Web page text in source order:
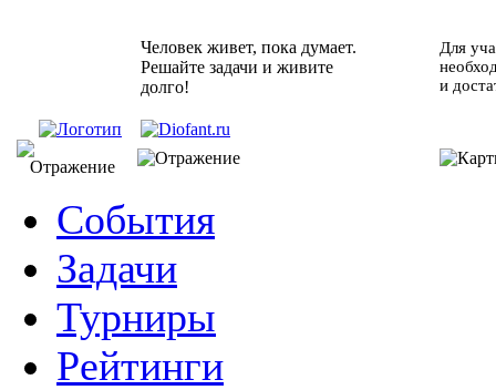
Человек живет, пока думает.
Решайте задачи и живите
долго!
Для
и
События
Задачи
Турниры
Рейтинги